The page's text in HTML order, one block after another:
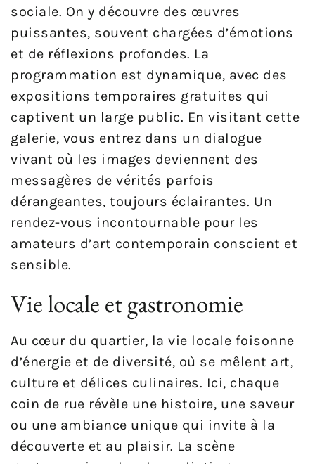
sociale. On y découvre des œuvres
puissantes, souvent chargées d’émotions
et de réflexions profondes. La
programmation est dynamique, avec des
expositions temporaires gratuites qui
captivent un large public. En visitant cette
galerie, vous entrez dans un dialogue
vivant où les images deviennent des
messagères de vérités parfois
dérangeantes, toujours éclairantes. Un
rendez-vous incontournable pour les
amateurs d’art contemporain conscient et
sensible.
Vie locale et gastronomie
Au cœur du quartier, la vie locale foisonne
d’énergie et de diversité, où se mêlent art,
culture et délices culinaires. Ici, chaque
coin de rue révèle une histoire, une saveur
ou une ambiance unique qui invite à la
découverte et au plaisir. La scène